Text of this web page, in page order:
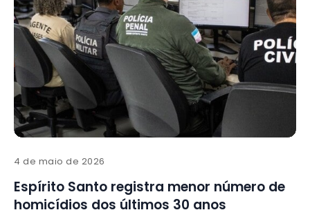
4 de maio de 2026
Espírito Santo registra menor número de
homicídios dos últimos 30 anos